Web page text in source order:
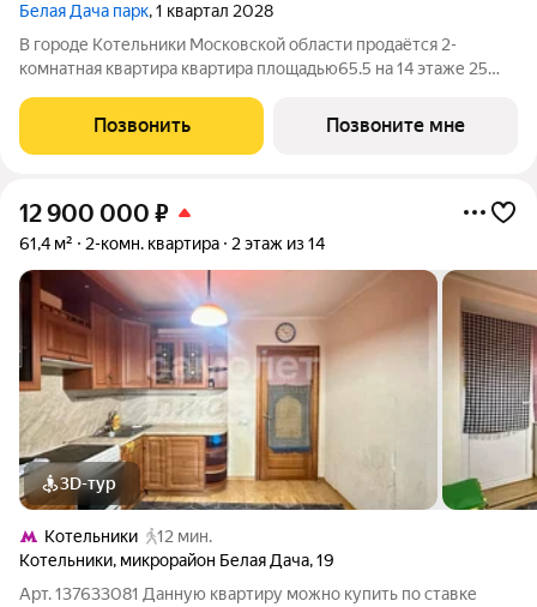
Белая Дача парк, 1 квартал 2028
В городе Котельники Московской области продаётся 2-
комнатная квартира квартира площадью65.5 на 14 этаже 25
Дача парк». Удобное расположение 7 минут на автомобиле до
станции метро «Котельники»
Позвонить Позвоните мне
12 900 000 ₽
61,4 м² 2-комн. квартира 2 этаж из 14
3D-тур
Котельники
12 мин.
Котельники, микрорайон Белая Дача,19
Арт. 137633081 Данную квартиру можно купить по ставке